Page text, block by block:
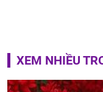
XEM NHIỀU